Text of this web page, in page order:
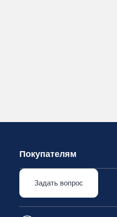
Покупателям
Задать вопрос